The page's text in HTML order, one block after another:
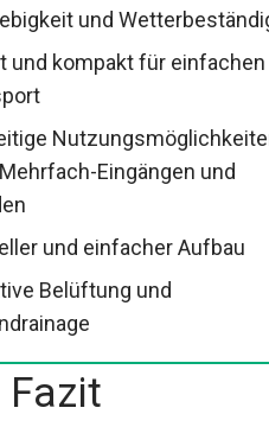
und
und kompakt für einfachen
Nutzungsmöglichkeiten
Eingängen und
Belüftung und
Fazit